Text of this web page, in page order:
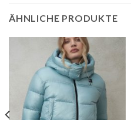
ÄHNLICHE PRODUKTE